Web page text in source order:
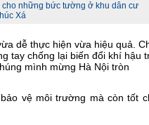
cho những bức tường ở khu dân cư
Xá
dễ thực hiện vừa hiệu quả.
tay chống lại biến đổi khí hậu
mình mừng Hà Nội tròn
vệ môi trường mà còn tốt